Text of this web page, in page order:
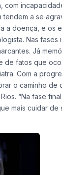
a se
a doença, e os
Nas fases
Já
de fatos que
Com a
o caminho de
“Na fase
mais cuidar de